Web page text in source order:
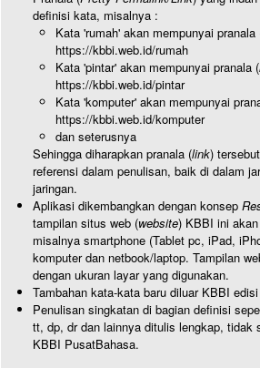
definisi kata, misalnya :
Kata 'rumah' akan mempunyai pranala
https://kbbi.web.id/rumah
Kata 'pintar' akan mempunyai pranala (
https://kbbi.web.id/pintar
Kata 'komputer' akan mempunyai
https://kbbi.web.id/komputer
dan seterusnya
Sehingga diharapkan pranala (link)
referensi dalam penulisan, baik di dalam
jaringan.
Aplikasi dikembangkan dengan konsep
tampilan situs web (website) KBBI ini
misalnya smartphone (Tablet pc, iPad,
komputer dan netbook/laptop. Tampilan
dengan ukuran layar yang digunakan.
Tambahan kata-kata baru diluar KBBI
Penulisan singkatan di bagian definisi
tt, dp, dr dan lainnya ditulis lengkap, tidak
KBBI PusatBahasa.